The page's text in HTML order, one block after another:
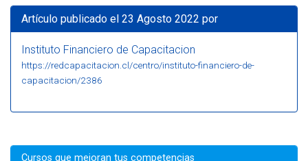
Artículo publicado el 23 Agosto 2022 por
Instituto Financiero de Capacitacion
https://redcapacitacion.cl/centro/instituto-financiero-de-
capacitacion/2386
Cursos que mejoran tus competencias